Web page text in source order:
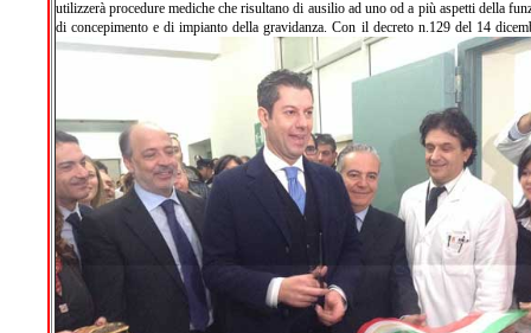
utilizzerà procedure mediche che risultano di ausilio ad uno od a più aspetti della
di concepimento e di impianto della gravidanza. Con il decreto n.129 del 14